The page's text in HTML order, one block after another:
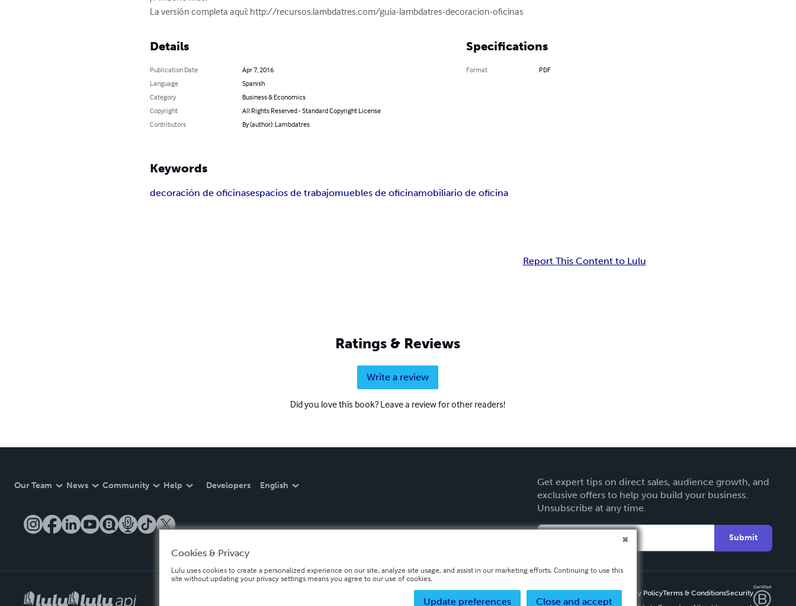
La versión completa aquí: http://recursos.lambdatres.com/guia-lambdatres-decoracion-oficinas
Details
Publication Date
Apr 7, 2016
Language
Spanish
Category
Business & Economics
Copyright
All Rights Reserved - Standard Copyright License
Contributors
By (author): Lambdatres
Specifications
Format PDF
Keywords
decoración de oficinasespacios de trabajomuebles de oficinamobiliario de oficina
Report This Content to Lulu
Ratings & Reviews
Write a review
Did you love this book? Leave a review for other readers!
Our Team News Community Help Developers English
Get expert tips on direct sales, audience growth, and
exclusive offers to help you build your business.
Unsubscribe at any time.
Submit
Privacy PolicyTerms & ConditionsSecurity
Cookies & Privacy
Lulu uses cookies to create a personalized experience on our site, analyze site usage, and assist in our marketing efforts. Continuing to use this
site without updating your privacy settings means you agree to our use of cookies.
Close and accept
Update preferences